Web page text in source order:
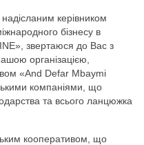
керівником
бізнесу в
звертаюся до Вас з
організацією,
«And Defar Mbaymi
компаніями, що
та всього ланцюжка
кооперативом, що